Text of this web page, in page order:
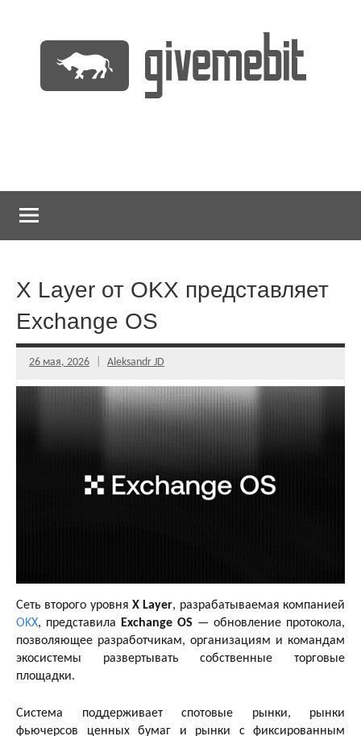
содержимому
X Layer от OKX представляет
Exchange OS
26 мая, 2026 Aleksandr JD
Сеть второго уровня X Layer, разрабатываемая компанией
OKX, представила Exchange OS — обновление протокола,
позволяющее разработчикам, организациям и командам
экосистемы развертывать собственные торговые
площадки.
Система поддерживает спотовые рынки, рынки
фьючерсов ценных бумаг и рынки с фиксированным